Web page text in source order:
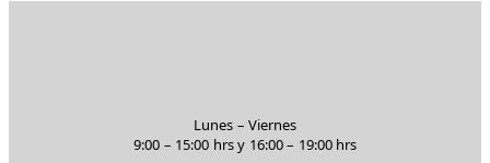
Lunes – Viernes
9:00 – 15:00 hrs y 16:00 – 19:00 hrs